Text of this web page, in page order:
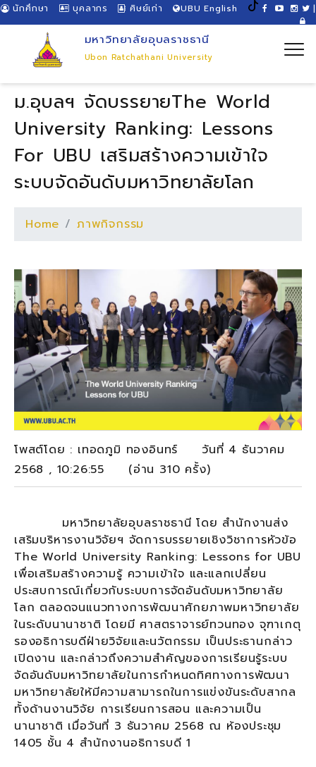
นักศึกษา บุคลากร ศิษย์เก่า UBU English |
มหาวิทยาลัยอุบลราชธานี
Ubon Ratchathani University
ม.อุบลฯ จัดบรรยายThe World
University Ranking: Lessons
For UBU เสริมสร้างความเข้าใจ
ระบบจัดอันดับมหาวิทยาลัยโลก
Home ภาพกิจกรรม
โพสต์โดย : เทอดภูมิ ทองอินทร์ วันที่ 4 ธันวาคม
2568 , 10:26:55 (อ่าน 310 ครั้ง)
มหาวิทยาลัยอุบลราชธานี โดย สำนักงานส่ง
เสริมบริหารงานวิจัยฯ จัดการบรรยายเชิงวิชาการหัวข้อ
The World University Ranking: Lessons for UBU
เพื่อเสริมสร้างความรู้ ความเข้าใจ และแลกเปลี่ยน
ประสบการณ์เกี่ยวกับระบบการจัดอันดับมหาวิทยาลัย
โลก ตลอดจนแนวทางการพัฒนาศักยภาพมหาวิทยาลัย
ในระดับนานาชาติ โดยมี ศาสตราจารย์ทวนทอง จุฑาเกตุ
รองอธิการบดีฝ่ายวิจัยและนวัตกรรม เป็นประธานกล่าว
เปิดงาน และกล่าวถึงความสำคัญของการเรียนรู้ระบบ
จัดอันดับมหาวิทยาลัยในการกำหนดทิศทางการพัฒนา
มหาวิทยาลัยให้มีความสามารถในการแข่งขันระดับสากล
ทั้งด้านงานวิจัย การเรียนการสอน และความเป็น
นานาชาติ เมื่อวันที่ 3 ธันวาคม 2568 ณ ห้องประชุม
1405 ชั้น 4 สำนักงานอธิการบดี 1